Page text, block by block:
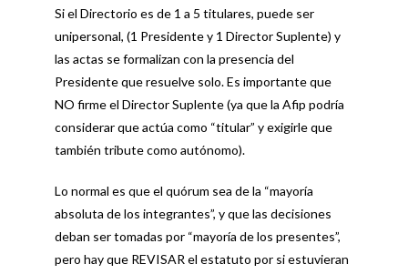
Si el Directorio es de 1 a 5 titulares, puede ser
unipersonal, (1 Presidente y 1 Director Suplente) y
las actas se formalizan con la presencia del
Presidente que resuelve solo. Es importante que
NO firme el Director Suplente (ya que la Afip podría
considerar que actúa como “titular” y exigirle que
también tribute como autónomo).
Lo normal es que el quórum sea de la “mayoría
absoluta de los integrantes”, y que las decisiones
deban ser tomadas por “mayoría de los presentes”,
pero hay que REVISAR el estatuto por si estuvieran